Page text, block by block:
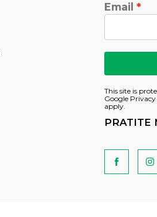
Email
This site is
Google
apply.
PRATITE